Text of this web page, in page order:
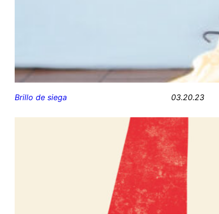
Brillo de siega 03.20.23